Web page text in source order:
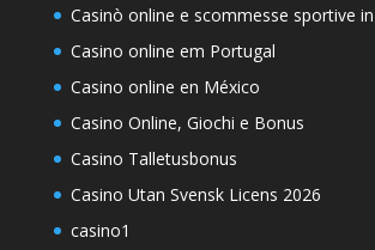
Casinò online e scommesse sportive
Casino online em Portugal
Casino online en México
Casino Online, Giochi e Bonus
Casino Talletusbonus
Casino Utan Svensk Licens 2026
casino1